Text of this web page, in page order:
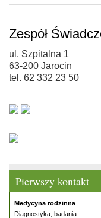
Pierwszy kontakt
Medycyna rodzinna
Diagnostyka, badania
Zespół
ul. Szpitalna 1
63-200 Jarocin
tel. 62 332 23 50